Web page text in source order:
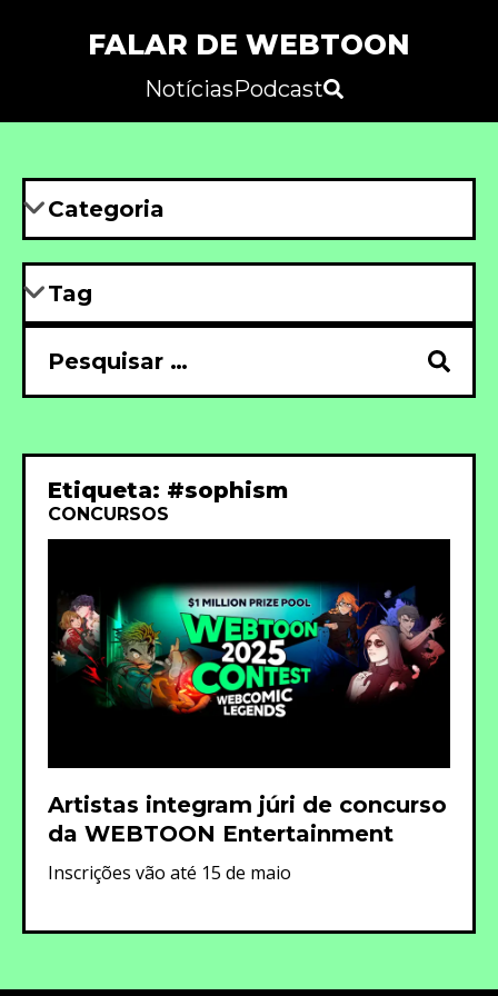
FALAR DE WEBTOON
NotíciasPodcast
Etiqueta: #sophism
CONCURSOS
Artistas integram júri de concurso
da WEBTOON Entertainment
Inscrições vão até 15 de maio